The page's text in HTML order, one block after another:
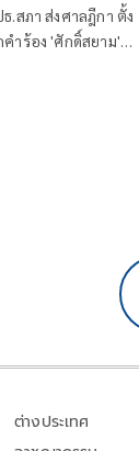
สภา ส่งศาลฎีกา ตั้ง
ำร้อง 'ศักดิ์สยาม'
ต่างประเทศ